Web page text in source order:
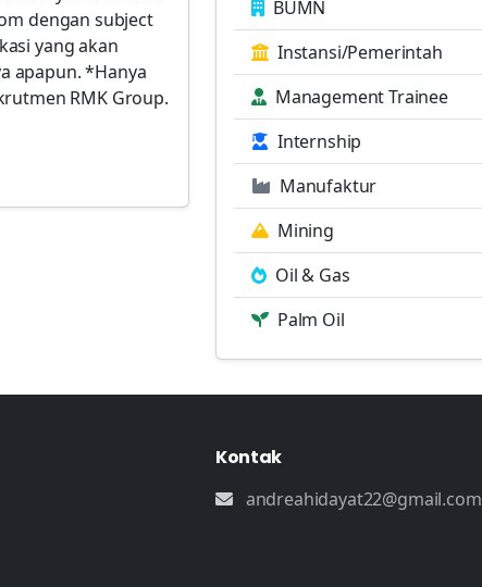
dengan subject
yang akan
apapun. *Hanya
RMK Group.
BUMN
Instansi/Pemerintah
Management Trainee
Internship
Manufaktur
Mining
Oil & Gas
Palm Oil
Kontak
andreahidayat22@gmail.com